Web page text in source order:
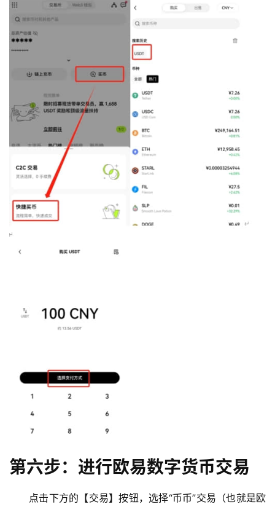
闻
第六步：进行欧易数字货币交易
点击下方的【交易】按钮，选择“币币”交易（也就是欧